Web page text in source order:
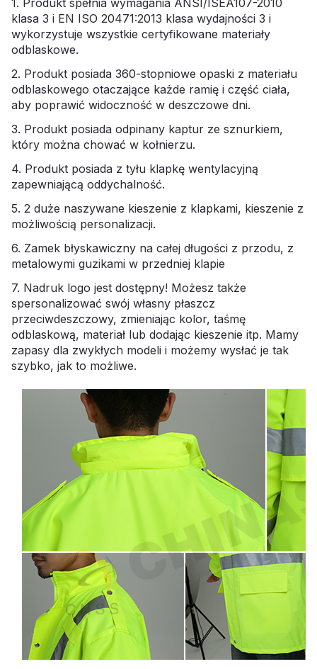
klasa 3 i EN ISO 20471:2013 klasa wydajności 3 i
wykorzystuje wszystkie certyfikowane materiały
odblaskowe.
2. Produkt posiada 360-stopniowe opaski z materiału
odblaskowego otaczające każde ramię i część ciała,
aby poprawić widoczność w deszczowe dni.
3. Produkt posiada odpinany kaptur ze sznurkiem,
który można chować w kołnierzu.
4. Produkt posiada z tyłu klapkę wentylacyjną
zapewniającą oddychalność.
5. 2 duże naszywane kieszenie z klapkami, kieszenie z
możliwością personalizacji.
6. Zamek błyskawiczny na całej długości z przodu, z
metalowymi guzikami w przedniej klapie
7. Nadruk logo jest dostępny! Możesz także
spersonalizować swój własny płaszcz
przeciwdeszczowy, zmieniając kolor, taśmę
odblaskową, materiał lub dodając kieszenie itp. Mamy
zapasy dla zwykłych modeli i możemy wysłać je tak
szybko, jak to możliwe.